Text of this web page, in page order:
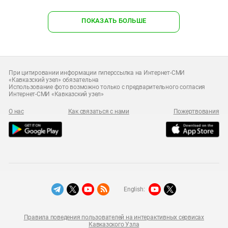
ПОКАЗАТЬ БОЛЬШЕ
При цитировании информации гиперссылка на Интернет-СМИ
«Кавказский узел» обязательна
Использование фото возможно только с предварительного согласия
Интернет-СМИ «Кавказский узел»
О нас Как связаться с нами Пожертвования
Правила поведения пользователей на интерактивных сервисах
Кавказского Узла
English: